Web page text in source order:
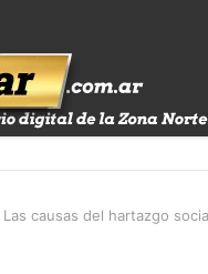
Las causas del hartazgo